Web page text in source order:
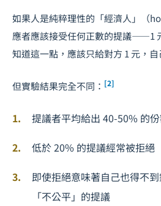
如果人是純粹理性的「經濟人」（
應者應該接受任何正數的提議——1
知道這一點，應該只給對方 1 元，自
但實驗結果完全不同： [2]
提議者平均給出 40-50% 的
低於 20% 的提議經常被拒絕
即使拒絕意味著自己也得不
「不公平」的提議